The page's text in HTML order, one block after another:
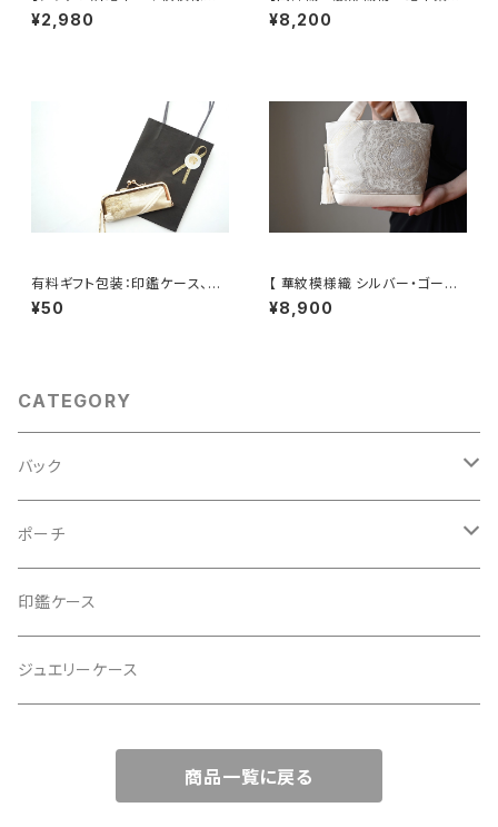
シルク帯リメイク ミニポーチ】
カードケース、ポーチ小さめ、ジ
¥2,980
に鳳凰・花模様 帯リメイク
スマホショルダーバッグ】日常使
¥8,200
有料ギフト包装：印鑑ケース、ミ
ニジュエリケース用ミニショッピ
ングバック
¥50
【 華紋模様織 シルバー・ゴール
ド 帯リメイク トート型バッグ】
日常使い、結婚式、パーティー、
¥8,900
CATEGORY
バック
2Wayクラッチバッグ＆ハンドバッグ
ハンドバッグ・ショルダーバッグ
スマホショルダー、サコッシュ
トートーバッグ
ポーチ
コロンとした大容量コスメポーチ
ミニポーチ
印鑑ケース
ジュエリーケース
商品一覧に戻る